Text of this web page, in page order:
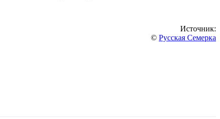
Источник:
© Русская Семерка